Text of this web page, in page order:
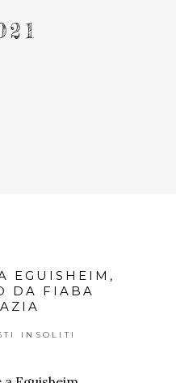
EGUISHEIM,
DA FIABA
INSOLITI